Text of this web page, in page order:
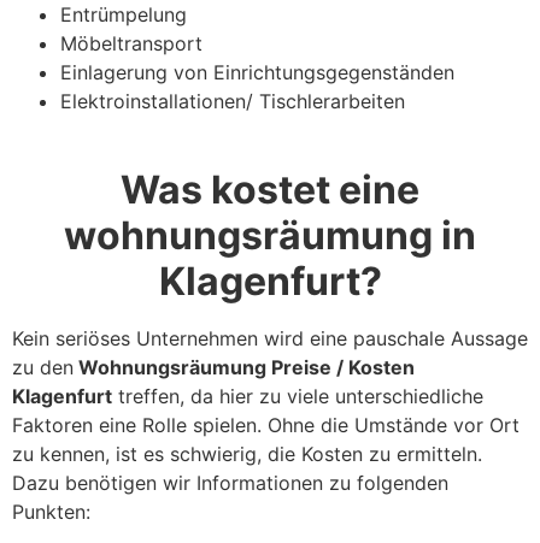
Entrümpelung
Möbeltransport
Einlagerung von Einrichtungsgegenständen
Elektroinstallationen/ Tischlerarbeiten
Was kostet eine
wohnungsräumung in
Klagenfurt?
Kein seriöses Unternehmen wird eine pauschale Aussage
zu den Wohnungsräumung Preise / Kosten
Klagenfurt treffen, da hier zu viele unterschiedliche
Faktoren eine Rolle spielen. Ohne die Umstände vor Ort
zu kennen, ist es schwierig, die Kosten zu ermitteln.
Dazu benötigen wir Informationen zu folgenden
Punkten: